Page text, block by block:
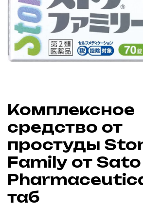
Комплексное
средство от
простуды
Family от Sato
таб